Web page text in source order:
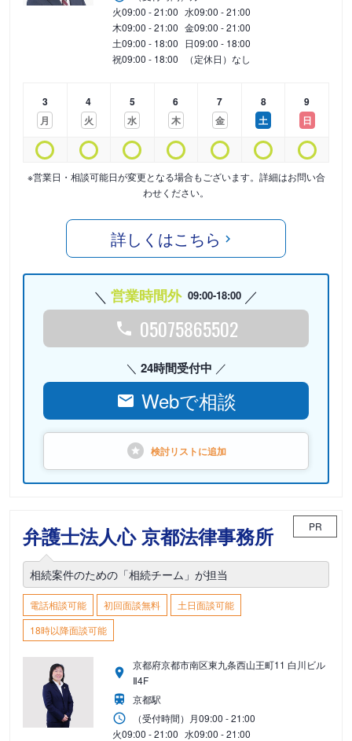
火09:00 - 21:00 水09:00 - 21:00
木09:00 - 21:00 金09:00 - 21:00
土09:00 - 18:00 日09:00 - 18:00
祝09:00 - 18:00 （定休日）なし
3
月
4
火
5
水
6
木
7
金
8
土
9
日
※営業日・相談可能日が変更となる場合もございます。詳細はお問い合
わせください。
詳しくはこちら
営業時間外 09:00-18:00
05075865502
24時間受付中
Webで相談
検討リストに追加
弁護士法人心 京都法律事務所 PR
相続案件のための「相続チーム」が担当
電話相談可能 初回面談無料
土日面談可能
18時以降面談可能
京都府京都市南区東九条西山王町11 白川ビル
Ⅱ4F
京都駅
（受付時間） 月09:00 - 21:00
火09:00 - 21:00 水09:00 - 21:00